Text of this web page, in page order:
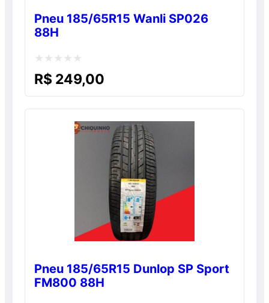
Pneu 185/65R15 Wanli SP026
88H
Avaliação
R$ 249,00
Pneu 185/65R15 Dunlop SP Sport
FM800 88H